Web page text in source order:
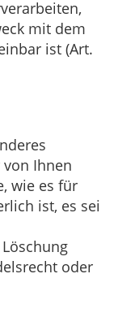
mit dem
ist (Art.
Ihnen
wie es für
ist, es sei
oder